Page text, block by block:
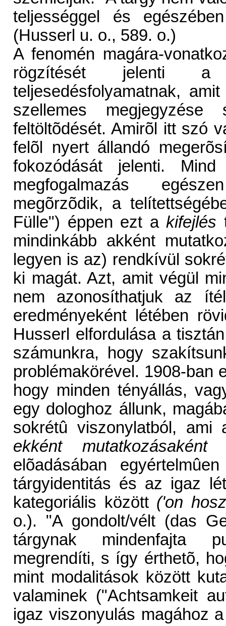
teljességgel és
(Husserl u. o., 589. o.)
A fenomén magára-
rögzítését jelenti a
teljesedésfolyamatnak,
szellemes
feltöltõdését. Amirõl itt szó
felõl nyert állandó
fokozódását jelenti.
megfogalmazás
megõrzõdik, a
Fülle") éppen ezt a kifejlés
mindinkább akként
legyen is az) rendkívül
ki magát. Azt, amit végül
nem azonosíthatjuk az
eredményeként létében
Husserl elfordulása a
számunkra, hogy
problémakörével. 1908-ban
hogy minden tényállás,
egy dologhoz állunk,
sokrétû viszonylatból,
ekként mutatkozásaként
elõadásában
tárgyidentitás és az igaz
kategoriális között ('on
o.). "A gondolt/vélt (das
tárgynak mindenfajta
megrendíti, s így érthetõ,
mint modalitások között
valaminek ("Achtsamkeit
igaz viszonyulás magához